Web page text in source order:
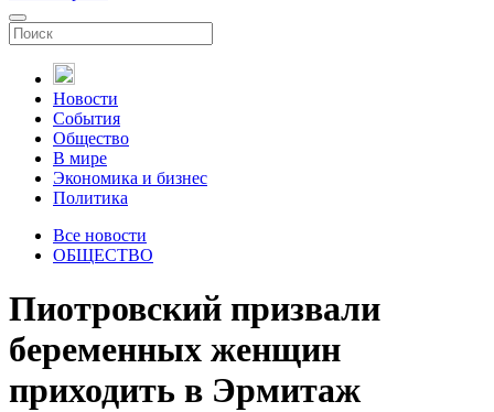
Новости
События
Общество
В мире
Экономика и бизнес
Политика
Все новости
ОБЩЕСТВО
Пиотровский призвали
беременных женщин
приходить в Эрмитаж